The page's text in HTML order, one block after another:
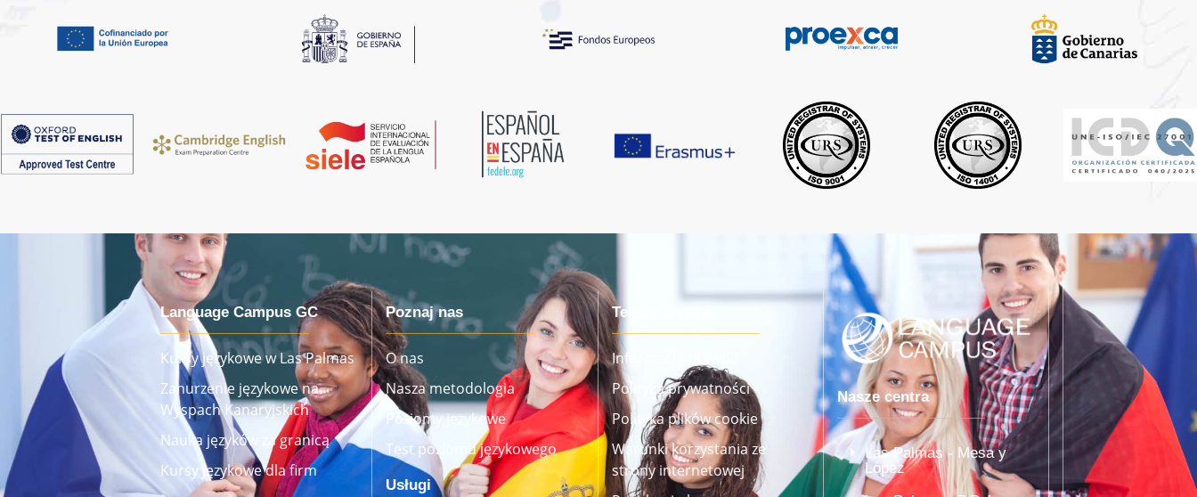
Language Campus GC
Kursy językowe w Las Palmas
Zanurzenie językowe na
Wyspach Kanaryjskich
Nauka języków za granicą
Kursy językowe dla firm
Poznaj nas
O nas
Nasza metodologia
Poziomy językowe
Test poziomu językowego
Usługi
Teksty prawne
Informacja prawna
Polityka prywatności
Polityka plików cookie
Warunki korzystania ze
strony internetowej
Nasze centra
Las Palmas - Mesa y
López